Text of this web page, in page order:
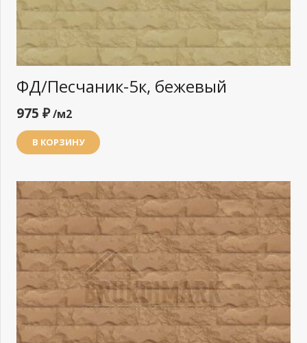
ФД/Песчаник-5к, бежевый
975 ₽/м2
В КОРЗИНУ